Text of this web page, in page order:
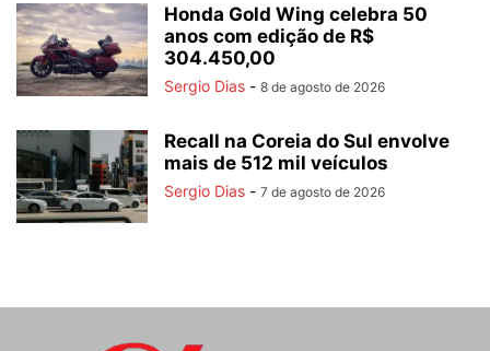
Honda Gold Wing celebra 50
anos com edição de R$
304.450,00
Sergio Dias - 8 de agosto de 2026
Recall na Coreia do Sul envolve
mais de 512 mil veículos
Sergio Dias - 7 de agosto de 2026